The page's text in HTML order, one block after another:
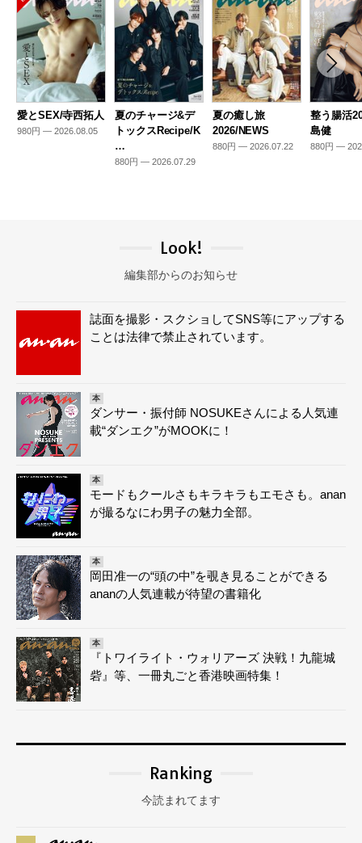
愛とSEX/寺西拓人
980円 — 2026.08.05
夏のチャージ&デ
トックスRecipe/K
…
880円 — 2026.07.29
夏の癒し旅
2026/NEWS
880円 — 2026.07.22
整う腸活
島健
880円 —
Look!
編集部からのお知らせ
誌面を撮影・スクショしてSNS等にアップする
ことは法律で禁止されています。
本
ダンサー・振付師 NOSUKEさんによる人気連
載“ダンエク”がMOOKに！
本
モードもクールさもキラキラもエモさも。anan
が撮るなにわ男子の魅力全部。
本
岡田准一の“頭の中”を覗き見ることができる
ananの人気連載が待望の書籍化
本
『トワイライト・ウォリアーズ 決戦！九龍城
砦』等、一冊丸ごと香港映画特集！
Ranking
今読まれてます